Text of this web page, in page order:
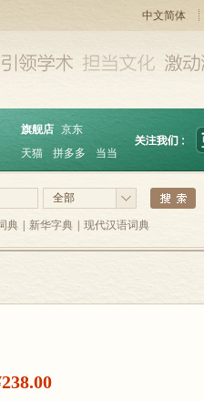
中文简体
旗舰店 京东
天猫
拼多多 当当
全部
典 新华字典 现代汉语词典